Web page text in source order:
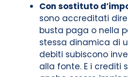
Con sostituto
sono accreditati
busta paga o nella
stessa dinamica di
debiti subiscono
alla fonte. E i crediti